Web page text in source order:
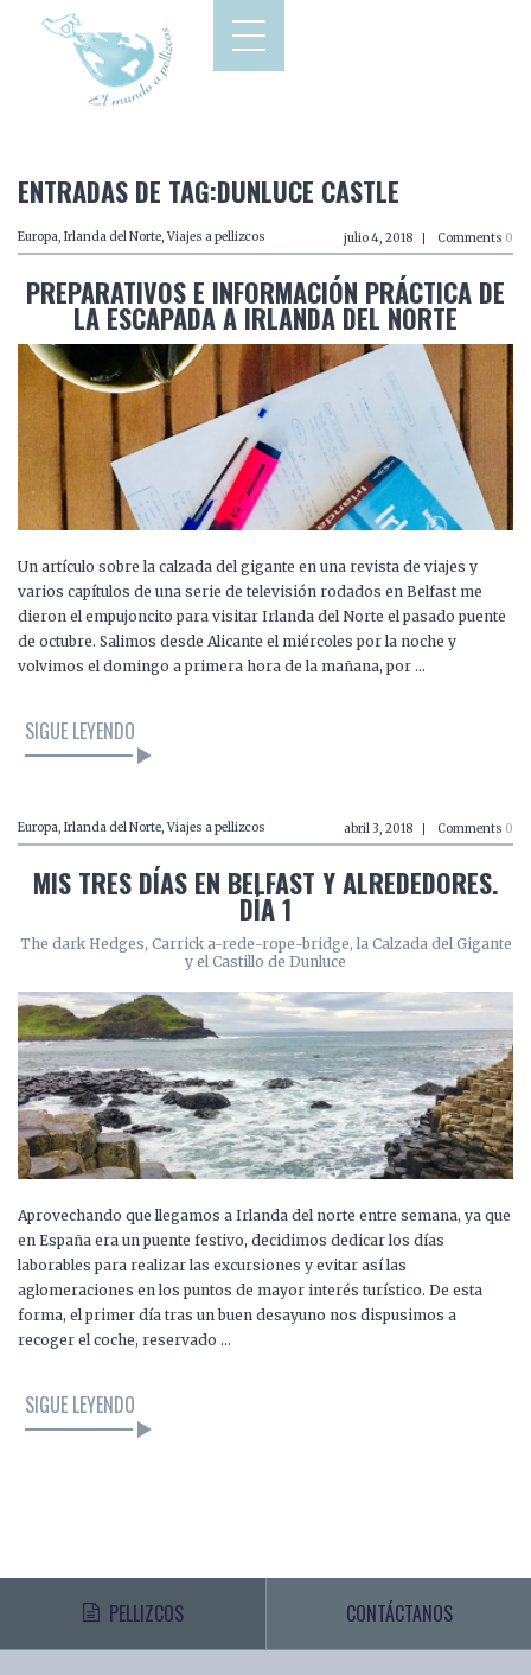
ENTRADAS DE TAG:DUNLUCE CASTLE
Europa, Irlanda del Norte, Viajes a pellizcos julio 4, 2018 Comments 0
PREPARATIVOS E INFORMACIÓN PRÁCTICA DE
LA ESCAPADA A IRLANDA DEL NORTE
Un artículo sobre la calzada del gigante en una revista de viajes y
varios capítulos de una serie de televisión rodados en Belfast me
dieron el empujoncito para visitar Irlanda del Norte el pasado puente
de octubre. Salimos desde Alicante el miércoles por la noche y
volvimos el domingo a primera hora de la mañana, por …
SIGUE LEYENDO
Europa, Irlanda del Norte, Viajes a pellizcos abril 3, 2018 Comments 0
MIS TRES DÍAS EN BELFAST Y ALREDEDORES.
DÍA 1
The dark Hedges, Carrick a-rede-rope-bridge, la Calzada del Gigante
y el Castillo de Dunluce
Aprovechando que llegamos a Irlanda del norte entre semana, ya que
en España era un puente festivo, decidimos dedicar los días
laborables para realizar las excursiones y evitar así las
aglomeraciones en los puntos de mayor interés turístico. De esta
forma, el primer día tras un buen desayuno nos dispusimos a
recoger el coche, reservado …
SIGUE LEYENDO
PELLIZCOS CONTÁCTANOS